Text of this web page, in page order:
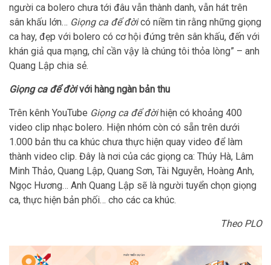
người ca bolero chưa tới đâu vẫn thành danh, vẫn hát trên
sân khấu lớn… Giọng ca để đờicó niềm tin rằng những giọng
ca hay, đẹp với bolero có cơ hội đứng trên sân khấu, đến với
khán giả qua mạng, chỉ cần vậy là chúng tôi thỏa lòng” – anh
Quang Lập chia sẻ.
Giọng ca để đờivới hàng ngàn bản thu
Trên kênh YouTube Giọng ca để đời hiện có khoảng 400
video clip nhạc bolero. Hiện nhóm còn có sẵn trên dưới
1.000 bản thu ca khúc chưa thực hiện quay video để làm
thành video clip. Đây là nơi của các giọng ca: Thúy Hà, Lâm
Minh Thảo, Quang Lập, Quang Sơn, Tài Nguyễn, Hoàng Anh,
Ngọc Hương… Anh Quang Lập sẽ là người tuyển chọn giọng
ca, thực hiện bản phối… cho các ca khúc.
Theo PLO